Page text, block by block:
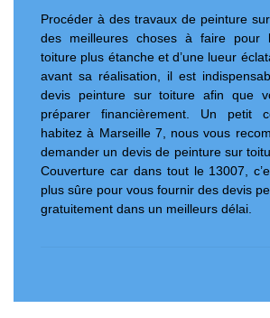
Procéder à des travaux de peinture
des meilleures choses à faire pour
toiture plus étanche et d’une lueur
avant sa réalisation, il est
devis peinture sur toiture afin que
préparer financièrement. Un petit
habitez à Marseille 7, nous vous
demander un devis de peinture sur
Couverture car dans tout le 13007,
plus sûre pour vous fournir des devis
gratuitement dans un meilleurs délai.